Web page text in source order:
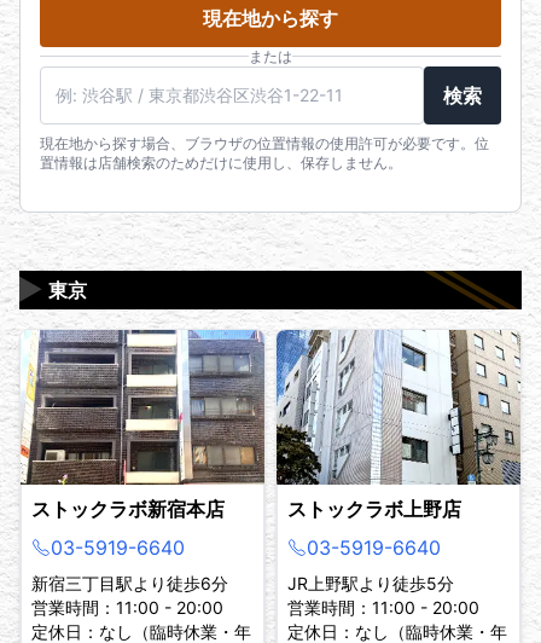
現在地から探す
または
検索
現在地から探す場合、ブラウザの位置情報の使用許可が必要です。位
置情報は店舗検索のためだけに使用し、保存しません。
東京
▶
ストックラボ新宿本店
03-5919-6640
新宿三丁目駅より徒歩6分
営業時間：11:00 - 20:00
定休日：なし（臨時休業・年
ストックラボ上野店
03-5919-6640
JR上野駅より徒歩5分
営業時間：11:00 - 20:00
定休日：なし（臨時休業・年